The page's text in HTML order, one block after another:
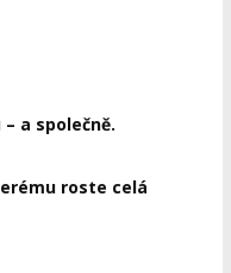
a společně.
roste celá